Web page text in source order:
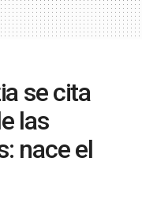
se cita
las
nace el